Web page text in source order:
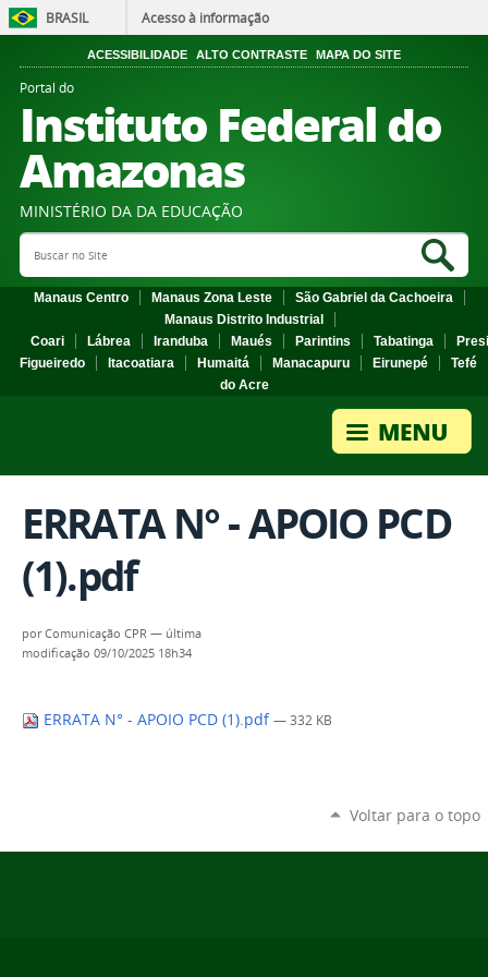
BRASIL Acesso à informação
ACESSIBILIDADE ALTO CONTRASTE MAPA DO SITE
Portal do
Instituto Federal do
Amazonas
MINISTÉRIO DA DA EDUCAÇÃO
Search Site
Manaus Centro Manaus Zona Leste
São Gabriel da Cachoeira
Manaus Distrito Industrial
Coari
Lábrea Iranduba Maués Parintins Tabatinga
Figueiredo
Itacoatiara Humaitá Manacapuru Eirunepé
Tefé
do Acre
ERRATA N° - APOIO PCD
(1).pdf
porComunicação CPR — última
modificação 09/10/2025 18h34
ERRATA N° - APOIO PCD (1).pdf — 332 KB
Voltar para o topo